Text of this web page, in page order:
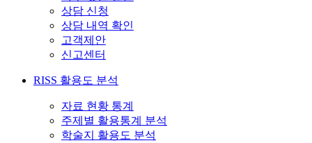
상담 신청
상담 내역 확인
고객제안
신고센터
RISS 활용도 분석
자료 현황 통계
주제별 활용통계 분석
학술지 활용도 분석